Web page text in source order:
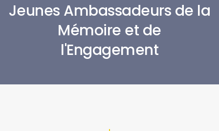
Jeunes Ambassadeurs de la
Mémoire et de
l'Engagement